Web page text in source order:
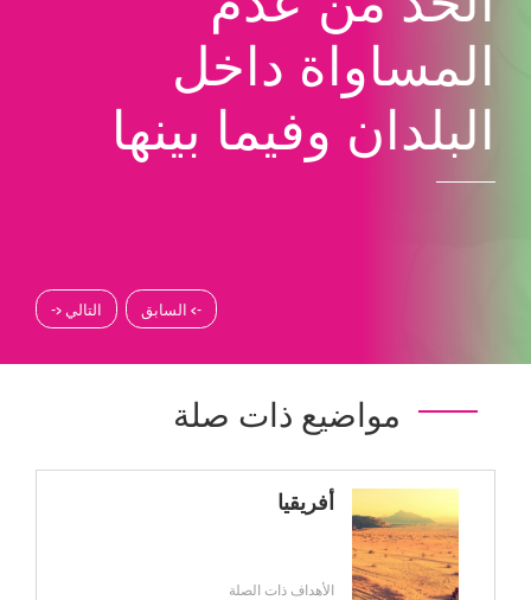
المساواة داخل
البلدان وفيما بينها
التالي <- -> السابق
مواضيع ذات صلة
أفريقيا
الأهداف ذات الصلة